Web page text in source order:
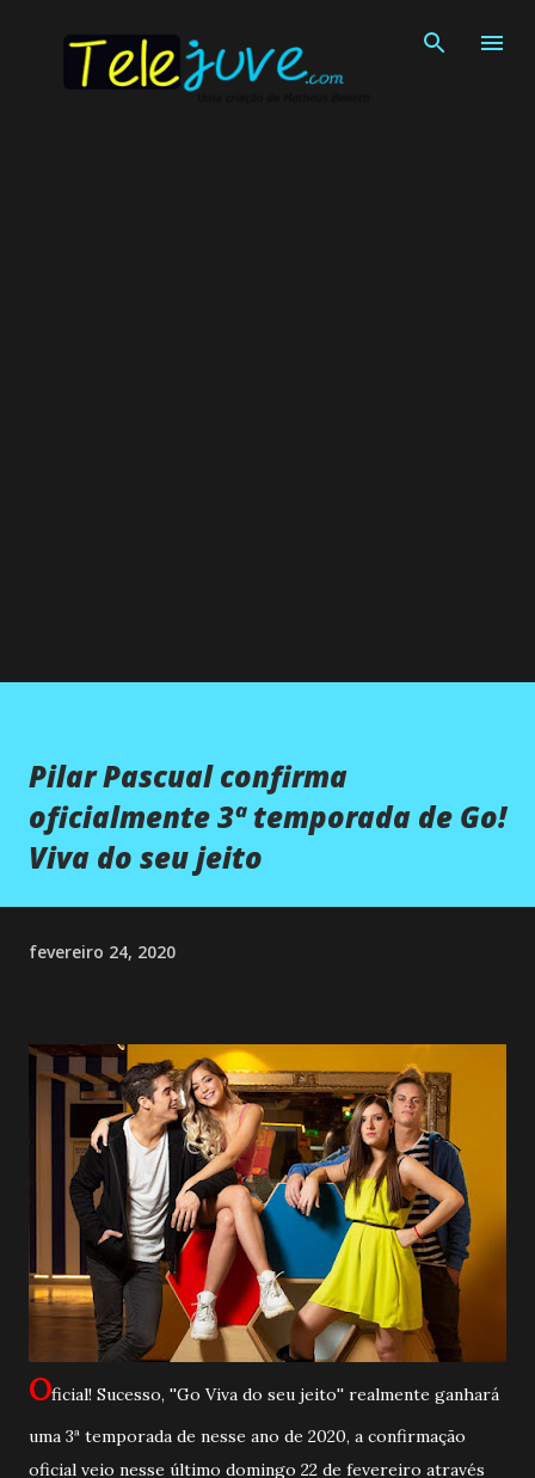
Pilar Pascual confirma
oficialmente 3ª temporada de Go!
Viva do seu jeito
fevereiro 24, 2020
Oficial! Sucesso, ''Go Viva do seu jeito'' realmente ganhará
uma 3ª temporada de nesse ano de 2020, a confirmação
oficial veio nesse último domingo 22 de fevereiro através